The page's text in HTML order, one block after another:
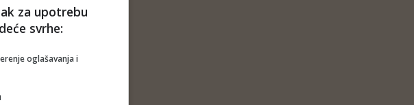
za upotrebu
svrhe:
oglašavanja i